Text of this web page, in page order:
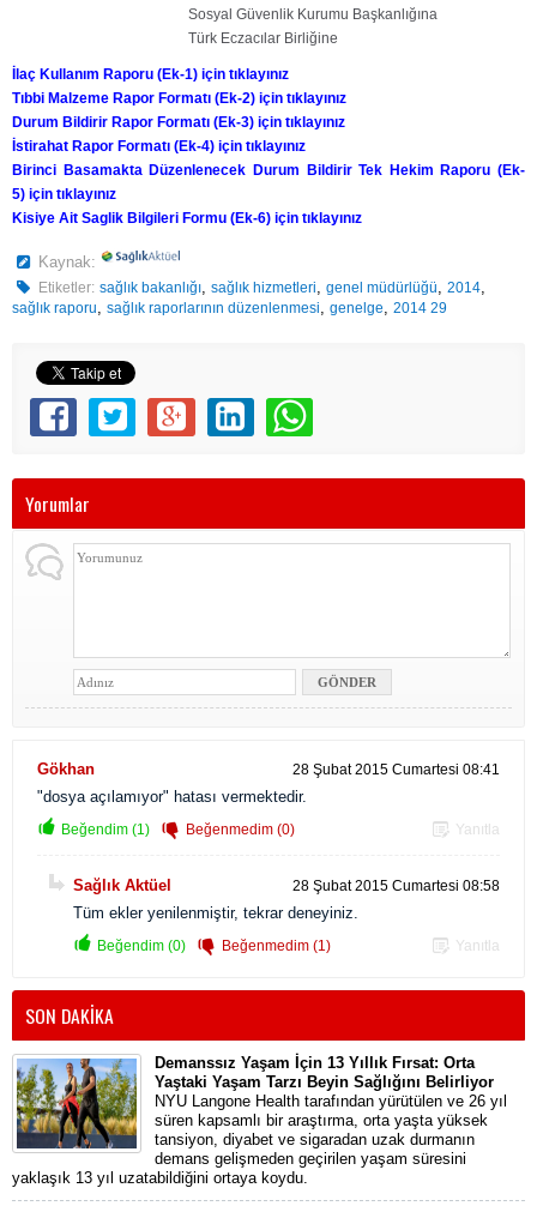
Sosyal Güvenlik Kurumu Başkanlığına
Türk Eczacılar Birliğine
İlaç Kullanım Raporu (Ek-1) için tıklayınız
Tıbbi Malzeme Rapor Formatı (Ek-2) için tıklayınız
Durum Bildirir Rapor Formatı (Ek-3) için tıklayınız
İstirahat Rapor Formatı (Ek-4) için tıklayınız
Birinci Basamakta Düzenlenecek Durum Bildirir Tek Hekim Raporu (Ek-
5) için tıklayınız
Kisiye Ait Saglik Bilgileri Formu (Ek-6) için tıklayınız
Kaynak:
Etiketler: sağlık bakanlığı,sağlık hizmetleri,genel müdürlüğü,2014,
sağlık raporu, sağlık raporlarının düzenlenmesi, genelge, 2014 29
Yorumlar
Gökhan 28 Şubat 2015 Cumartesi 08:41
"dosya açılamıyor" hatası vermektedir.
Beğendim (1) Beğenmedim (0) Yanıtla
Sağlık Aktüel 28 Şubat 2015 Cumartesi 08:58
Tüm ekler yenilenmiştir, tekrar deneyiniz.
Beğendim (0) Beğenmedim (1) Yanıtla
SON DAKİKA
Demanssız Yaşam İçin 13 Yıllık Fırsat: Orta
Yaştaki Yaşam Tarzı Beyin Sağlığını Belirliyor
NYU Langone Health tarafından yürütülen ve 26 yıl
süren kapsamlı bir araştırma, orta yaşta yüksek
tansiyon, diyabet ve sigaradan uzak durmanın
demans gelişmeden geçirilen yaşam süresini
yaklaşık 13 yıl uzatabildiğini ortaya koydu.